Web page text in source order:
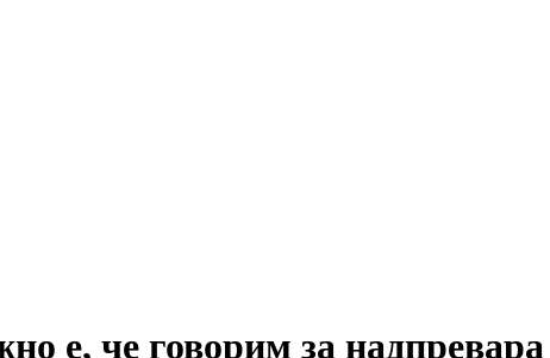
е, че говорим за